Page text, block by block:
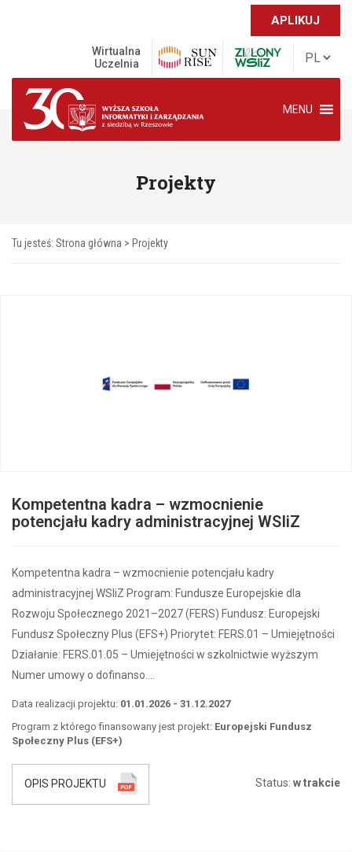
APLIKUJ
Wirtualna
Uczelnia
MENU
Projekty
Tu jesteś: Strona główna > Projekty
Kompetentna kadra – wzmocnienie
potencjału kadry administracyjnej WSIiZ
Kompetentna kadra – wzmocnienie potencjału kadry
administracyjnej WSIiZ Program: Fundusze Europejskie dla
Rozwoju Społecznego 2021–2027 (FERS) Fundusz: Europejski
Fundusz Społeczny Plus (EFS+) Priorytet: FERS.01 – Umiejętności
Działanie: FERS.01.05 – Umiejętności w szkolnictwie wyższym
Numer umowy o dofinanso….
Data realizacji projektu: 01.01.2026 - 31.12.2027
Program z którego finansowany jest projekt: Europejski Fundusz
Społeczny Plus (EFS+)
OPIS PROJEKTU Status: w trakcie